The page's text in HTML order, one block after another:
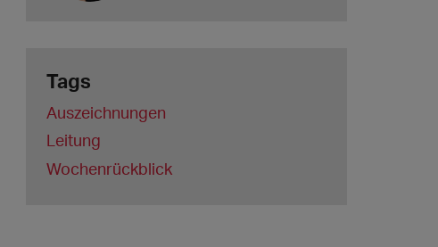
Tags
Auszeichnungen
Leitung
Wochenrückblick